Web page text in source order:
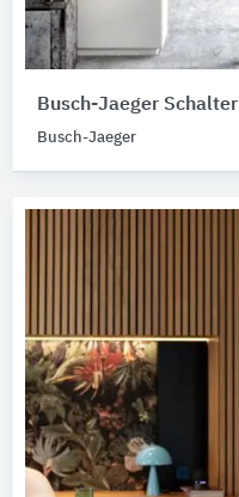
Busch-Jaeger
Busch-Jaeger